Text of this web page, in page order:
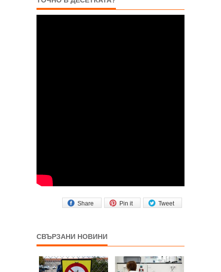
Tweet
Pin it
Share
СВЪРЗАНИ НОВИНИ